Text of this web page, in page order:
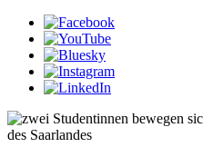
des Saarlandes